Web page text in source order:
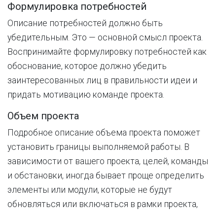
Формулировка потребностей
Описание потребностей должно быть
убедительным. Это — основной смысл проекта.
Воспринимайте формулировку потребностей как
обоснование, которое должно убедить
заинтересованных лиц в правильности идеи и
придать мотивацию команде проекта.
Объем проекта
Подробное описание объема проекта поможет
установить границы выполняемой работы. В
зависимости от вашего проекта, целей, команды
и обстановки, иногда бывает проще определить
элементы или модули, которые не будут
обновляться или включаться в рамки проекта,